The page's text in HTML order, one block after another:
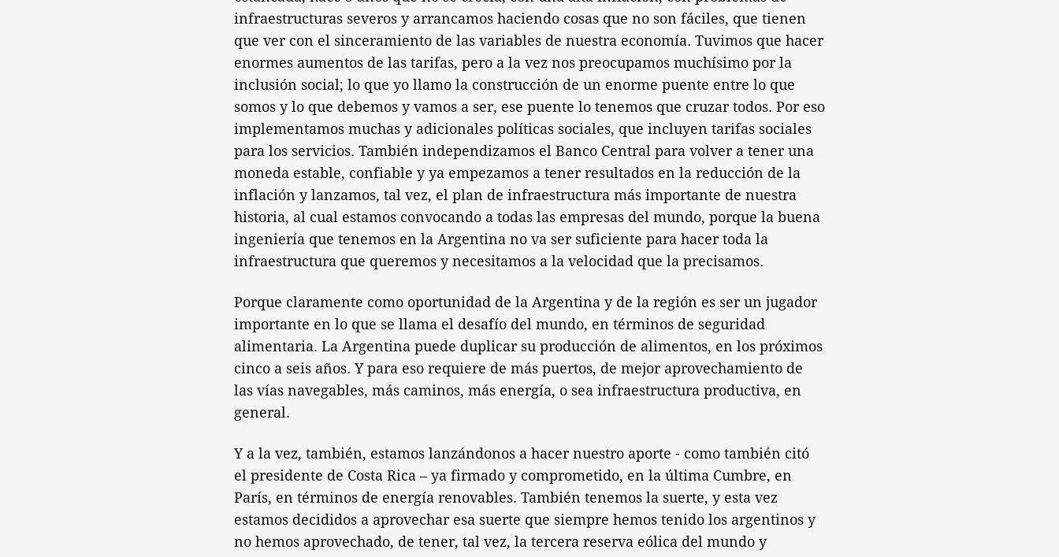
infraestructuras severos y arrancamos haciendo cosas que no son fáciles, que tienen
que ver con el sinceramiento de las variables de nuestra economía. Tuvimos que hacer
enormes aumentos de las tarifas, pero a la vez nos preocupamos muchísimo por la
inclusión social; lo que yo llamo la construcción de un enorme puente entre lo que
somos y lo que debemos y vamos a ser, ese puente lo tenemos que cruzar todos. Por eso
implementamos muchas y adicionales políticas sociales, que incluyen tarifas sociales
para los servicios. También independizamos el Banco Central para volver a tener una
moneda estable, confiable y ya empezamos a tener resultados en la reducción de la
inflación y lanzamos, tal vez, el plan de infraestructura más importante de nuestra
historia, al cual estamos convocando a todas las empresas del mundo, porque la buena
ingeniería que tenemos en la Argentina no va ser suficiente para hacer toda la
infraestructura que queremos y necesitamos a la velocidad que la precisamos.
Porque claramente como oportunidad de la Argentina y de la región es ser un jugador
importante en lo que se llama el desafío del mundo, en términos de seguridad
alimentaria. La Argentina puede duplicar su producción de alimentos, en los próximos
cinco a seis años. Y para eso requiere de más puertos, de mejor aprovechamiento de
las vías navegables, más caminos, más energía, o sea infraestructura productiva, en
general.
Y a la vez, también, estamos lanzándonos a hacer nuestro aporte - como también citó
el presidente de Costa Rica – ya firmado y comprometido, en la última Cumbre, en
París, en términos de energía renovables. También tenemos la suerte, y esta vez
estamos decididos a aprovechar esa suerte que siempre hemos tenido los argentinos y
no hemos aprovechado, de tener, tal vez, la tercera reserva eólica del mundo y